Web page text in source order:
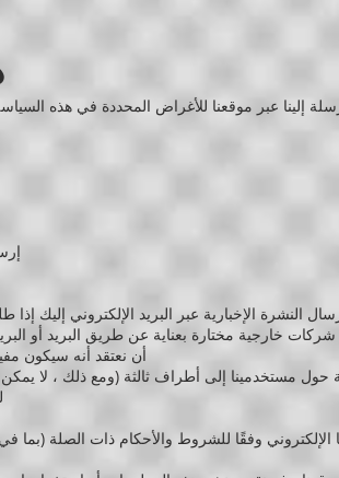
إلينا عبر موقعنا للأغراض المحددة في هذه
النشرة الإخبارية عبر البريد الإلكتروني إليك
خارجية مختارة بعناية عن طريق البريد أو
أن نعتقد أنه سيكون
حول مستخدمينا إلى أطراف ثالثة (ومع ذلك ، لا
وفقًا للشروط والأحكام ذات الصلة (بما